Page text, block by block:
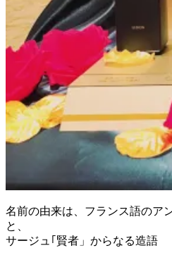
名前の由来は、フランス語のア
と、
サージュ｢賢者」からなる造語